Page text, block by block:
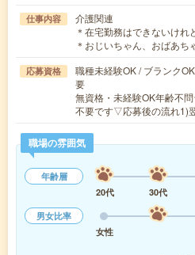
仕事内容
介護関連
＊在宅勤務はできないけ
＊おじいちゃん、おばあ
応募資格
職種未経験OK / ブランク
要
無資格・未経験OK年齢不
不要です▽応募後の流れ1)
職場の雰囲気
年齢層
20代
30代
男女比率
女性